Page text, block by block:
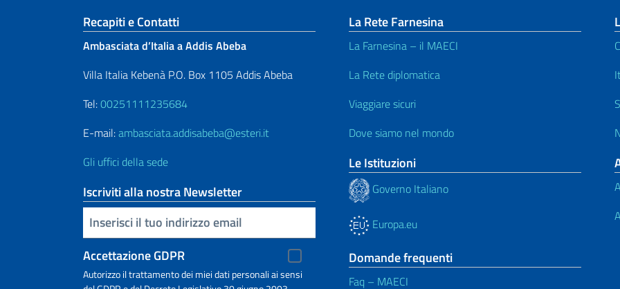
Sezione footer
Recapiti e Contatti
Ambasciata d’Italia a Addis Abeba
Villa Italia Kebenà P.O. Box 1105 Addis Abeba
Tel:00251111235684
E-mail:ambasciata.addisabeba@esteri.it
Gli uffici della sede
Iscriviti alla nostra Newsletter
Inserisci la tua email
Accettazione GDPR
Autorizzo il trattamento dei miei dati personali ai sensi
La Rete Farnesina
La Farnesina – il MAECI
La Rete diplomatica
Viaggiare sicuri
Dove siamo nel mondo
Le Istituzioni
Governo Italiano
Europa.eu
Domande frequenti
Faq – MAECI